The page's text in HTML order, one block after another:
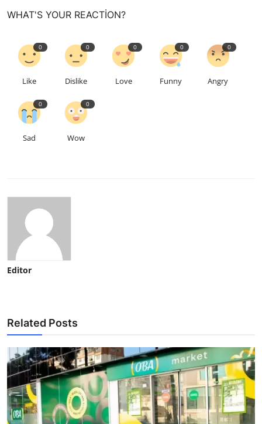
WHAT'S YOUR REACTION?
0
Like
0
Dislike
0
Love
0
Funny
0
Angry
0
Sad
0
Wow
Editor
Related Posts